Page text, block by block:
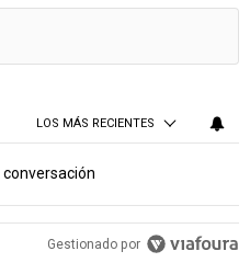
LOS MÁS RECIENTES
conversación